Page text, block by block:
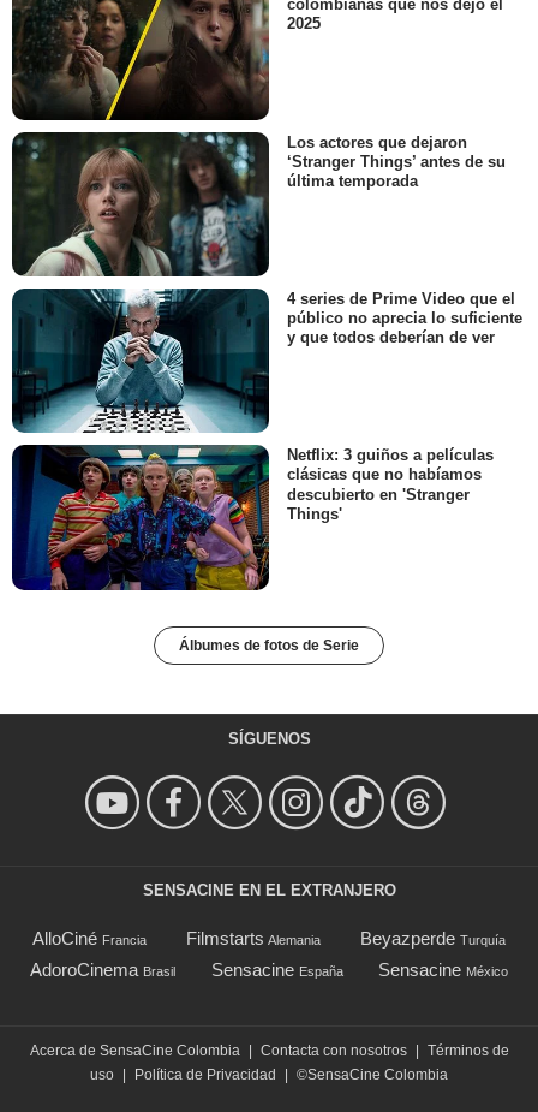
colombianas que nos dejó el
2025
Los actores que dejaron
‘Stranger Things’ antes de su
última temporada
4 series de Prime Video que el
público no aprecia lo suficiente
y que todos deberían de ver
Netflix: 3 guiños a películas
clásicas que no habíamos
descubierto en 'Stranger
Things'
Álbumes de fotos de Serie
SÍGUENOS
SENSACINE EN EL EXTRANJERO
AlloCiné Francia Filmstarts Alemania Beyazperde Turquía
AdoroCinema Brasil Sensacine España Sensacine México
Acerca de SensaCine Colombia | Contacta con nosotros | Términos de
uso | Política de Privacidad | ©SensaCine Colombia